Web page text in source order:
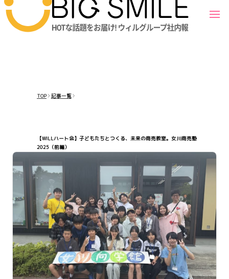
TOP 記事一覧
【WILLハート会】子どもたちとつくる、未来の商売教室。女川商売塾
2025（前編）